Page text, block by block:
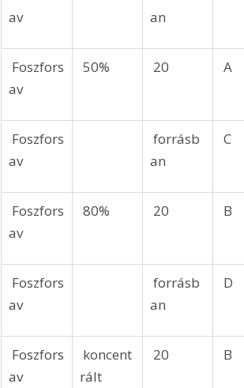
av
an
Foszfors
av
50% 20 A
Foszfors
av
forrásb
an
C
Foszfors
av
80% 20 B
Foszfors
av
forrásb
an
D
Foszfors
av
koncent
rált
20 B